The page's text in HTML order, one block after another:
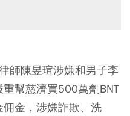
師陳昱瑄涉嫌和男子李
幫慈濟買500萬劑BNT
金，涉嫌詐欺、洗